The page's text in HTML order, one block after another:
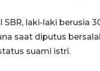
laki-laki berusia
saat diputus
suami istri.